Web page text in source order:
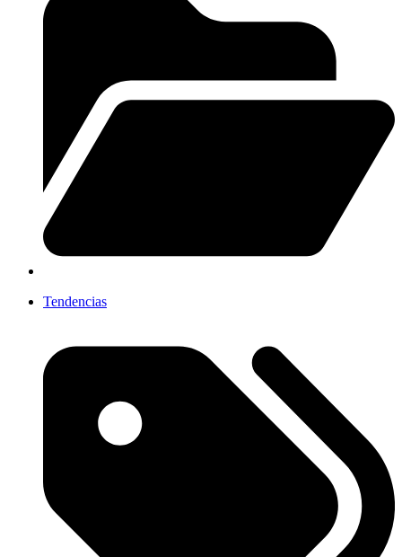
Tendencias